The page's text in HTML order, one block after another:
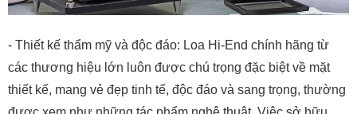
- Thiết kế thẩm mỹ và độc đáo: Loa Hi-End chính hãng từ
các thương hiệu lớn luôn được chú trọng đặc biệt về mặt
thiết kế, mang vẻ đẹp tinh tế, độc đáo và sang trọng, thường